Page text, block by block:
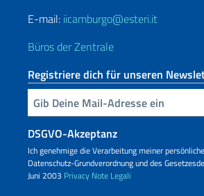
E-mail: iicamburgo@esteri.it
Büros der Zentrale
Registriere dich für unseren
Geben Sie Ihre E-Mail ein
DSGVO-Akzeptanz
Ich genehmige die Verarbeitung meiner
Datenschutz-Grundverordnung und des
Juni 2003 Privacy Note Legali